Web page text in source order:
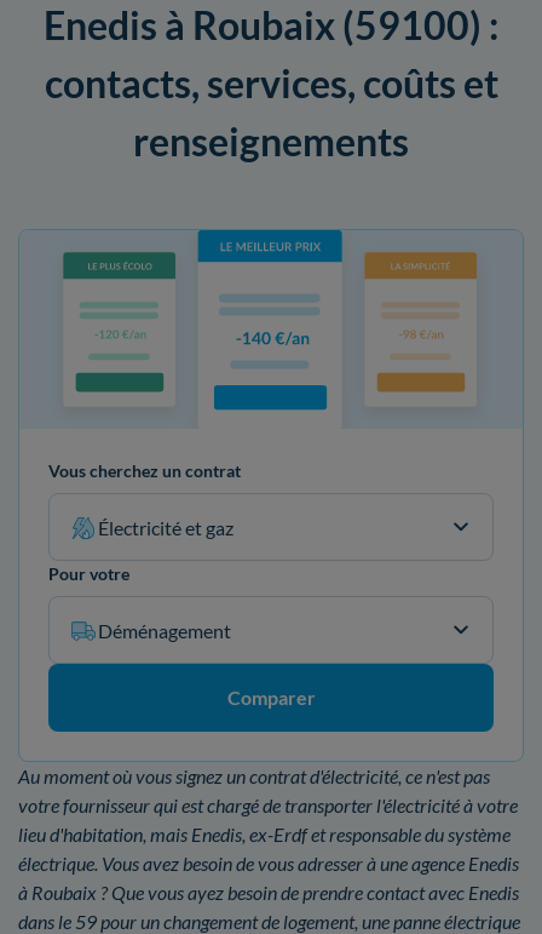
Enedis à Roubaix (59100) :
contacts, services, coûts et
renseignements
Vous cherchez un contrat
Électricité et gaz
Pour votre
Déménagement
Comparer
Au moment où vous signez un contrat d'électricité, ce n'est pas
votre fournisseur qui est chargé de transporter l'électricité à votre
lieu d'habitation, mais Enedis, ex-Erdf et responsable du système
électrique. Vous avez besoin de vous adresser à une agence Enedis
à Roubaix ? Que vous ayez besoin de prendre contact avec Enedis
dans le 59 pour un changement de logement, une panne électrique